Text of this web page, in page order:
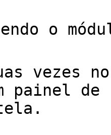
o
vezes
painel de